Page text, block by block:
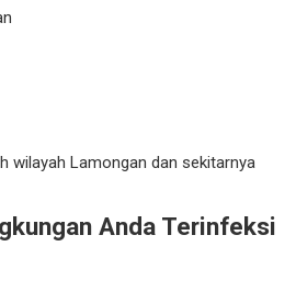
wilayah Lamongan dan sekitarnya
Anda Terinfeksi